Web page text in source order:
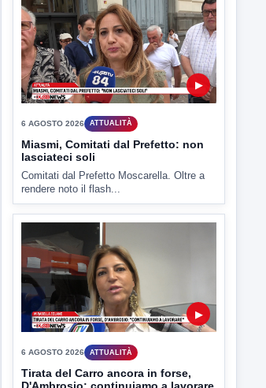
▶
6 AGOSTO 2026 ATTUALITÀ
Miasmi, Comitati dal Prefetto: non
lasciateci soli
Comitati dal Prefetto Moscarella. Oltre a
rendere noto il flash...
6 AGOSTO 2026 ATTUALITÀ
Tirata del Carro ancora in forse,
D'Ambrosio: continuiamo a lavorare
L'assessore comunale alla Cultura di
Mirabella Eclano, Raffaella Rita
D'Ambrosio,...